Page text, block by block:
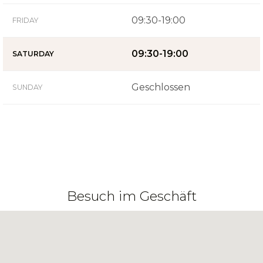
FRIDAY 09:30-19:00
SATURDAY 09:30-19:00
SUNDAY Geschlossen
Besuch im Geschäft